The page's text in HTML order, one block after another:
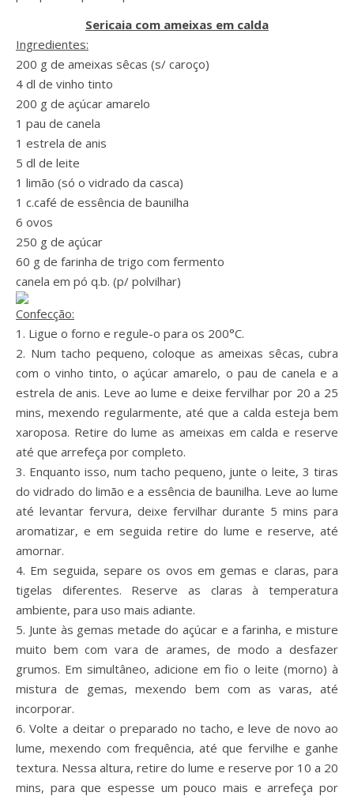
Sericaia com ameixas em calda
Ingredientes:
200 g de ameixas sêcas (s/ caroço)
4 dl de vinho tinto
200 g de açúcar amarelo
1 pau de canela
1 estrela de anis
5 dl de leite
1 limão (só o vidrado da casca)
1 c.café de essência de baunilha
6 ovos
250 g de açúcar
60 g de farinha de trigo com fermento
canela em pó q.b. (p/ polvilhar)
Confecção:
1. Ligue o forno e regule-o para os 200°C.
2. Num tacho pequeno, coloque as ameixas sêcas, cubra
com o vinho tinto, o açúcar amarelo, o pau de canela e a
estrela de anis. Leve ao lume e deixe fervilhar por 20 a 25
mins, mexendo regularmente, até que a calda esteja bem
xaroposa. Retire do lume as ameixas em calda e reserve
até que arrefeça por completo.
3. Enquanto isso, num tacho pequeno, junte o leite, 3 tiras
do vidrado do limão e a essência de baunilha. Leve ao lume
até levantar fervura, deixe fervilhar durante 5 mins para
aromatizar, e em seguida retire do lume e reserve, até
amornar.
4. Em seguida, separe os ovos em gemas e claras, para
tigelas diferentes. Reserve as claras à temperatura
ambiente, para uso mais adiante.
5. Junte às gemas metade do açúcar e a farinha, e misture
muito bem com vara de arames, de modo a desfazer
grumos. Em simultâneo, adicione em fio o leite (morno) à
mistura de gemas, mexendo bem com as varas, até
incorporar.
6. Volte a deitar o preparado no tacho, e leve de novo ao
lume, mexendo com frequência, até que fervilhe e ganhe
textura. Nessa altura, retire do lume e reserve por 10 a 20
mins, para que espesse um pouco mais e arrefeça por